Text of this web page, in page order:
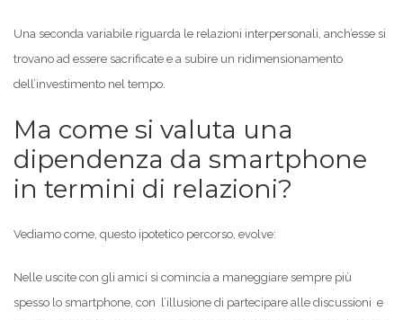
Una seconda variabile riguarda le relazioni interpersonali, anch’esse si
trovano ad essere sacrificate e a subire un ridimensionamento
dell’investimento nel tempo.
Ma come si valuta una
dipendenza da smartphone
in termini di relazioni?
Vediamo come, questo ipotetico percorso, evolve:
Nelle uscite con gli amici si comincia a maneggiare sempre più
spesso lo smartphone, con l’illusione di partecipare alle discussioni e